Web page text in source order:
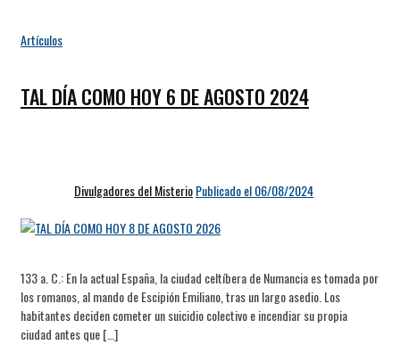
Artículos
TAL DÍA COMO HOY 6 DE AGOSTO 2024
Divulgadores del MisterioPublicado el 06/08/2024
133 a. C.: En la actual España, la ciudad celtíbera de Numancia es tomada por
los romanos, al mando de Escipión Emiliano, tras un largo asedio. Los
habitantes deciden cometer un suicidio colectivo e incendiar su propia
ciudad antes que […]